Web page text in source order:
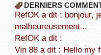
DERNIERS
refOK a dit : bonjour, je ne peux
malheureusement...
refOK a dit :
Vin 88 a dit : Hello